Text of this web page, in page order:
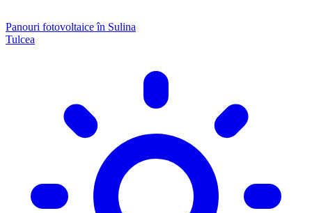
Panouri fotovoltaice în Sulina
Tulcea